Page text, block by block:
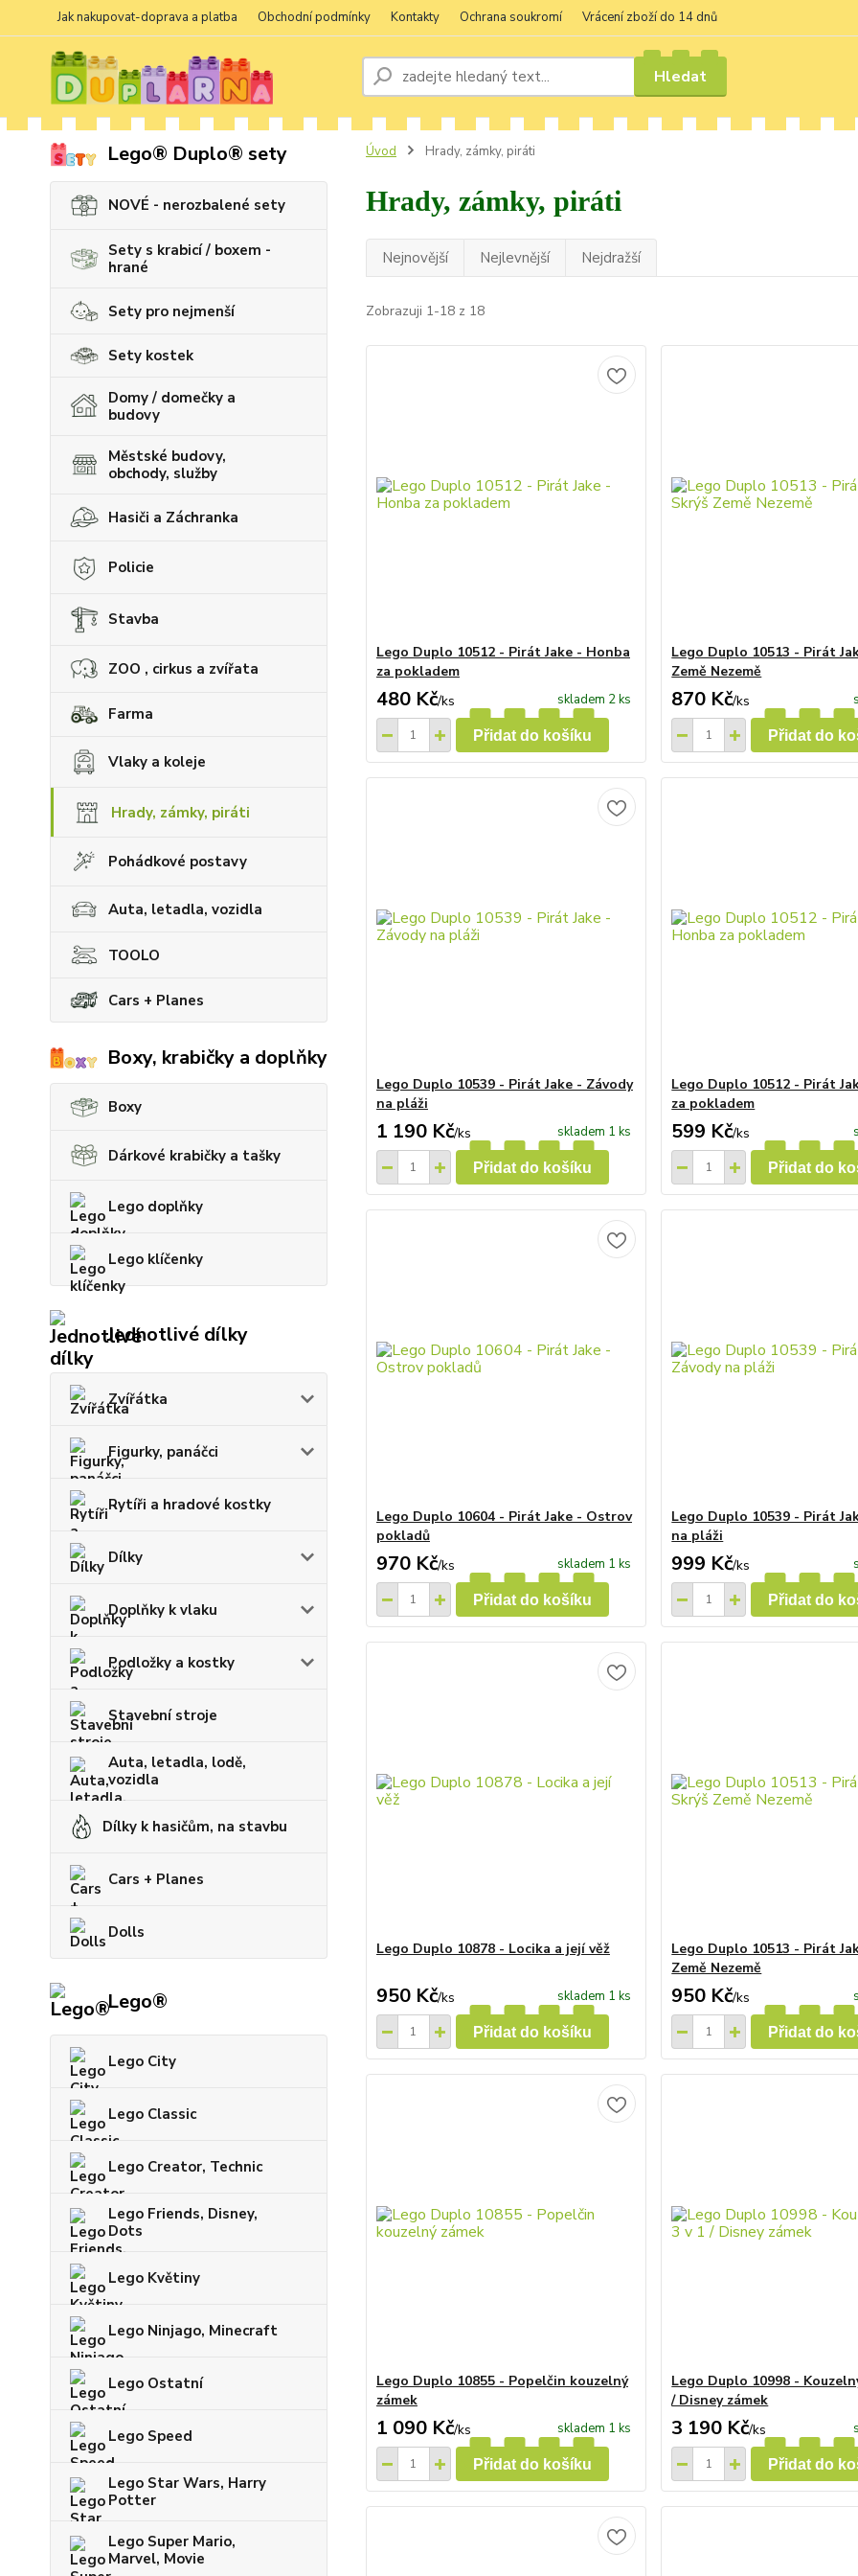
Jak nakupovat-doprava a platba Obchodní podmínky Kontakty Ochrana soukromí Vrácení zboží do 14 dnů
Hledat
Lego® Duplo® sety
NOVÉ - nerozbalené sety
Sety s krabicí / boxem -
hrané
Sety pro nejmenší
Sety kostek
Domy / domečky a
budovy
Městské budovy,
obchody, služby
Hasiči a Záchranka
Policie
Stavba
ZOO , cirkus a zvířata
Farma
Vlaky a koleje
Hrady, zámky, piráti
Pohádkové postavy
Auta, letadla, vozidla
TOOLO
Cars + Planes
Boxy, krabičky a doplňky
Boxy
Dárkové krabičky a tašky
Lego doplňky
Lego klíčenky
Jednotlivé dílky
Zvířátka
Figurky, panáčci
Rytíři a hradové kostky
Dílky
Doplňky k vlaku
Podložky a kostky
Stavební stroje
Auta, letadla, lodě,
vozidla
Dílky k hasičům, na stavbu
Cars + Planes
Dolls
Lego®
Lego City
Lego Classic
Lego Creator, Technic
Lego Friends, Disney,
Dots
Lego Květiny
Lego Ninjago, Minecraft
Lego Ostatní
Lego Speed
Lego Star Wars, Harry
Potter
Lego Super Mario,
Marvel, Movie
Úvod Hrady, zámky, piráti
Hrady, zámky, piráti
Nejnovější Nejlevnější Nejdražší
Zobrazuji 1-18 z 18
Lego Duplo 10512 - Pirát Jake - Honba
za pokladem
480 Kč/ks skladem 2 ks
Přidat do košíku
Lego Duplo 10513 - Pirát
Země Nezemě
870 Kč/ks
Přidat do
Lego Duplo 10539 - Pirát Jake - Závody
na pláži
1 190 Kč/ks skladem 1 ks
Přidat do košíku
Lego Duplo 10512 - Pirát
za pokladem
599 Kč/ks
Přidat do
Lego Duplo 10604 - Pirát Jake - Ostrov
pokladů
970 Kč/ks skladem 1 ks
Přidat do košíku
Lego Duplo 10539 - Pirát
na pláži
999 Kč/ks
Přidat do
Lego Duplo 10878 - Locika a její věž
950 Kč/ks skladem 1 ks
Přidat do košíku
Lego Duplo 10513 - Pirát
Země Nezemě
950 Kč/ks
Přidat do
Lego Duplo 10855 - Popelčin kouzelný
zámek
1 090 Kč/ks skladem 1 ks
Přidat do košíku
Lego Duplo 10998 -
/ Disney zámek
3 190 Kč/ks
Přidat do